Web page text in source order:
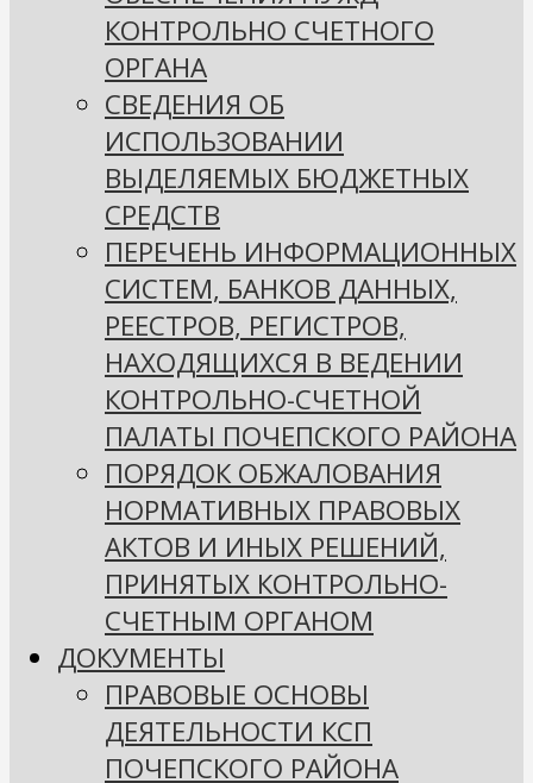
КОНТРОЛЬНО СЧЕТНОГО
ОРГАНА
СВЕДЕНИЯ ОБ
ИСПОЛЬЗОВАНИИ
ВЫДЕЛЯЕМЫХ БЮДЖЕТНЫХ
СРЕДСТВ
ПЕРЕЧЕНЬ ИНФОРМАЦИОННЫХ
СИСТЕМ, БАНКОВ ДАННЫХ,
РЕЕСТРОВ, РЕГИСТРОВ,
НАХОДЯЩИХСЯ В ВЕДЕНИИ
КОНТРОЛЬНО-СЧЕТНОЙ
ПАЛАТЫ ПОЧЕПСКОГО РАЙОНА
ПОРЯДОК ОБЖАЛОВАНИЯ
НОРМАТИВНЫХ ПРАВОВЫХ
АКТОВ И ИНЫХ РЕШЕНИЙ,
ПРИНЯТЫХ КОНТРОЛЬНО-
СЧЕТНЫМ ОРГАНОМ
ДОКУМЕНТЫ
ПРАВОВЫЕ ОСНОВЫ
ДЕЯТЕЛЬНОСТИ КСП
ПОЧЕПСКОГО РАЙОНА